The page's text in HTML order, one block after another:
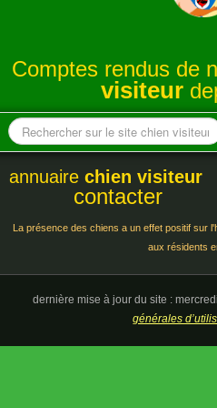
CONTACT
Comptes rendus de
visiteur
annuaire chien visiteur
contacter
La présence des chiens a un effet positif sur
aux résidents
dernière mise à jour du site :
générales